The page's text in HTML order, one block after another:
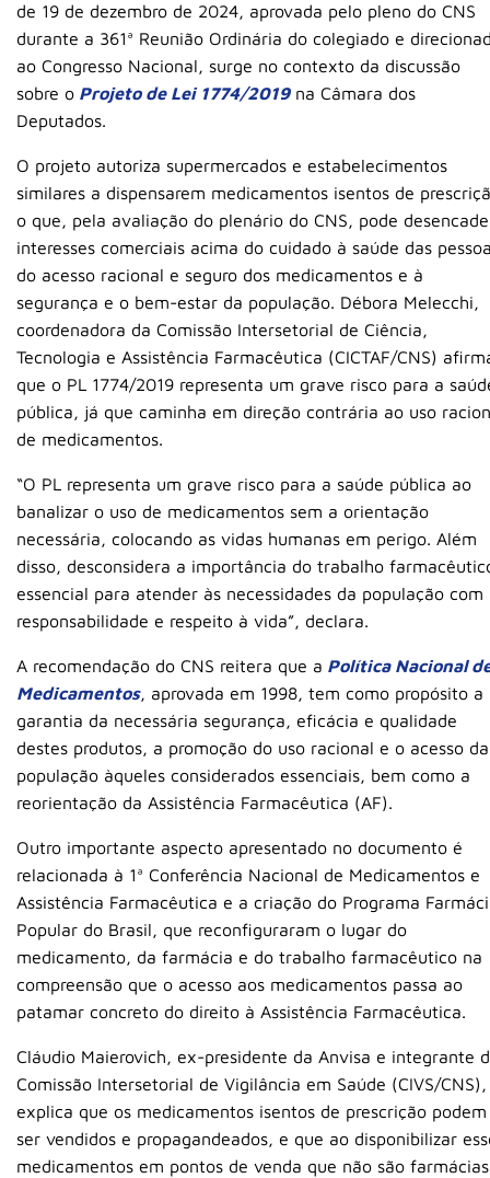
de 19 de dezembro de 2024, aprovada pelo pleno do CNS
durante a 361ª Reunião Ordinária do colegiado e
ao Congresso Nacional, surge no contexto da discussão
sobre o Projeto de Lei 1774/2019na Câmara dos
Deputados.
O projeto autoriza supermercados e estabelecimentos
similares a dispensarem medicamentos isentos de
o que, pela avaliação do plenário do CNS, pode
interesses comerciais acima do cuidado à saúde das
do acesso racional e seguro dos medicamentos e à
segurança e o bem-estar da população. Débora Melecchi,
coordenadora da Comissão Intersetorial de Ciência,
Tecnologia e Assistência Farmacêutica (CICTAF/CNS)
que o PL 1774/2019 representa um grave risco para a
pública, já que caminha em direção contrária ao uso
de medicamentos.
“O PL representa um grave risco para a saúde pública ao
banalizar o uso de medicamentos sem a orientação
necessária, colocando as vidas humanas em perigo. Além
disso, desconsidera a importância do trabalho
essencial para atender às necessidades da população com
responsabilidade e respeito à vida”, declara.
A recomendação do CNS reitera que a Política Nacional
Medicamentos, aprovada em 1998, tem como propósito a
garantia da necessária segurança, eficácia e qualidade
destes produtos, a promoção do uso racional e o acesso da
população àqueles considerados essenciais, bem como a
reorientação da Assistência Farmacêutica (AF).
Outro importante aspecto apresentado no documento é
relacionada à 1ª Conferência Nacional de Medicamentos e
Assistência Farmacêutica e a criação do Programa
Popular do Brasil, que reconfiguraram o lugar do
medicamento, da farmácia e do trabalho farmacêutico na
compreensão que o acesso aos medicamentos passa ao
patamar concreto do direito à Assistência Farmacêutica.
Cláudio Maierovich, ex-presidente da Anvisa e integrante
Comissão Intersetorial de Vigilância em Saúde (CIVS/CNS),
explica que os medicamentos isentos de prescrição podem
ser vendidos e propagandeados, e que ao disponibilizar
medicamentos em pontos de venda que não são